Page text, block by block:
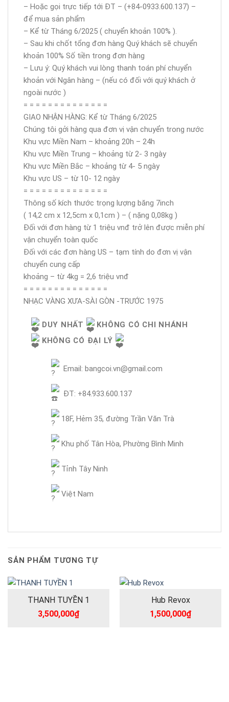
– Hoặc gọi trực tiếp tới ĐT – (+84-0933.600.137) –
để mua sản phẩm
– Kể từ Tháng 6/2025 ( chuyển khoản 100% ).
– Sau khi chốt tổng đơn hàng Quý khách sẽ chuyển
khoản 100% Số tiền trong đơn hàng
– Lưu ý: Quý khách vui lòng thanh toán phí chuyển
khoản với Ngân hàng – (nếu có đối với quý khách ở
ngoài nước )
= = = = = = = = = = = = = =
GIAO NHẬN HÀNG: Kể từ Tháng 6/2025
Chúng tôi gởi hàng qua đơn vị vận chuyển trong nước
Khu vực Miền Nam – khoảng 20h – 24h
Khu vực Miền Trung – khoảng từ 2- 3 ngày
Khu vực Miền Bắc – khoảng từ 4- 5 ngày
Khu vực US – từ 10- 12 ngày
= = = = = = = = = = = = = =
Thông số kích thước trọng lượng băng 7inch
( 14,2 cm x 12,5cm x 0,1cm ) – ( nặng 0,08kg )
Đối với đơn hàng từ 1 triệu vnđ trở lên được miễn phí
vận chuyển toàn quốc
Đối với các đơn hàng US – tạm tính do đơn vị vận
chuyển cung cấp
khoảng – từ 4kg = 2,6 triệu vnđ
= = = = = = = = = = = = = =
NHẠC VÀNG XƯA-SÀI GÒN -TRƯỚC 1975
DUY NHẤT
KHÔNG CÓ CHI NHÁNH
KHÔNG CÓ ĐẠI LÝ
Email: bangcoi.vn@gmail.com
ĐT: +84.933.600.137
18F, Hẻm 35, đường Trần Văn Trà
Khu phố Tân Hòa, Phường Bình Minh
Tỉnh Tây Ninh
Việt Nam
SẢN PHẨM TƯƠNG TỰ
THANH TUYỀN 1
3,500,000₫
Hub Revox
1,500,000₫